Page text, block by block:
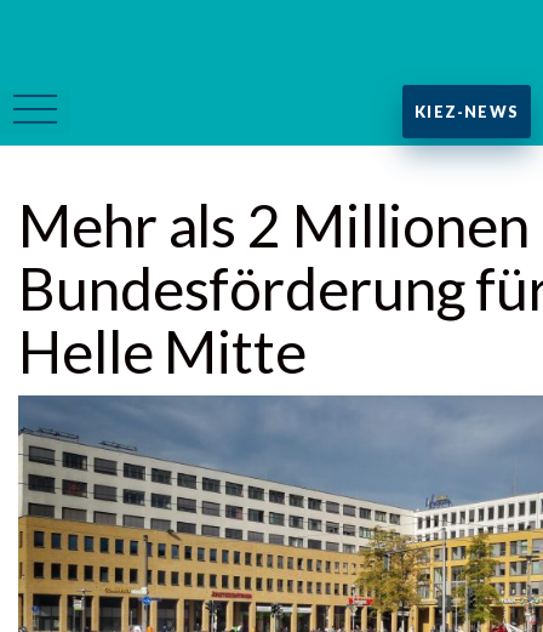
KIEZ-NEWS
Mehr als 2 Millionen
Bundesförderung
Helle Mitte